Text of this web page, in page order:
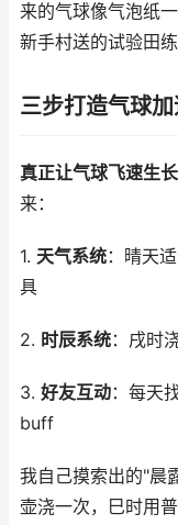
来的气球像气泡纸
新手村送的试验田
三步打造气球
真正让气球飞速生
来：
1. 天气系统：晴天
具
2. 时辰系统：戌时
3. 好友互动：每天
buff
我自己摸索出的"晨
壶浇一次，巳时用